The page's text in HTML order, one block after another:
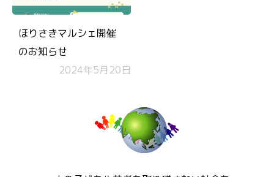
ほりさきマルシェ開催
のお知らせ
2024年5月20日